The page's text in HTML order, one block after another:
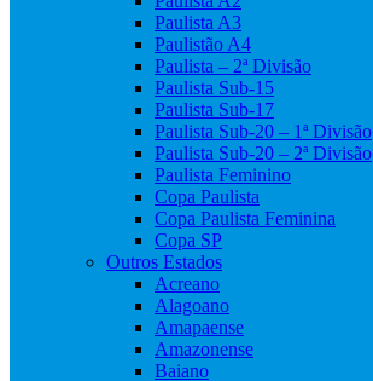
Paulista A3
Paulistão A4
Paulista – 2ª Divisão
Paulista Sub-15
Paulista Sub-17
Paulista Sub-20 – 1ª Divisão
Paulista Sub-20 – 2ª Divisão
Paulista Feminino
Copa Paulista
Copa Paulista Feminina
Copa SP
Outros Estados
Acreano
Alagoano
Amapaense
Amazonense
Baiano